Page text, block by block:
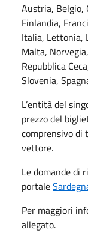
Austria, Belgio,
Finlandia,
Italia, Lettonia,
Malta,
Repubblica
Slovenia,
L’entità del
prezzo del
comprensivo di
vettore.
Le domande di
portale
Per maggiori
allegato.